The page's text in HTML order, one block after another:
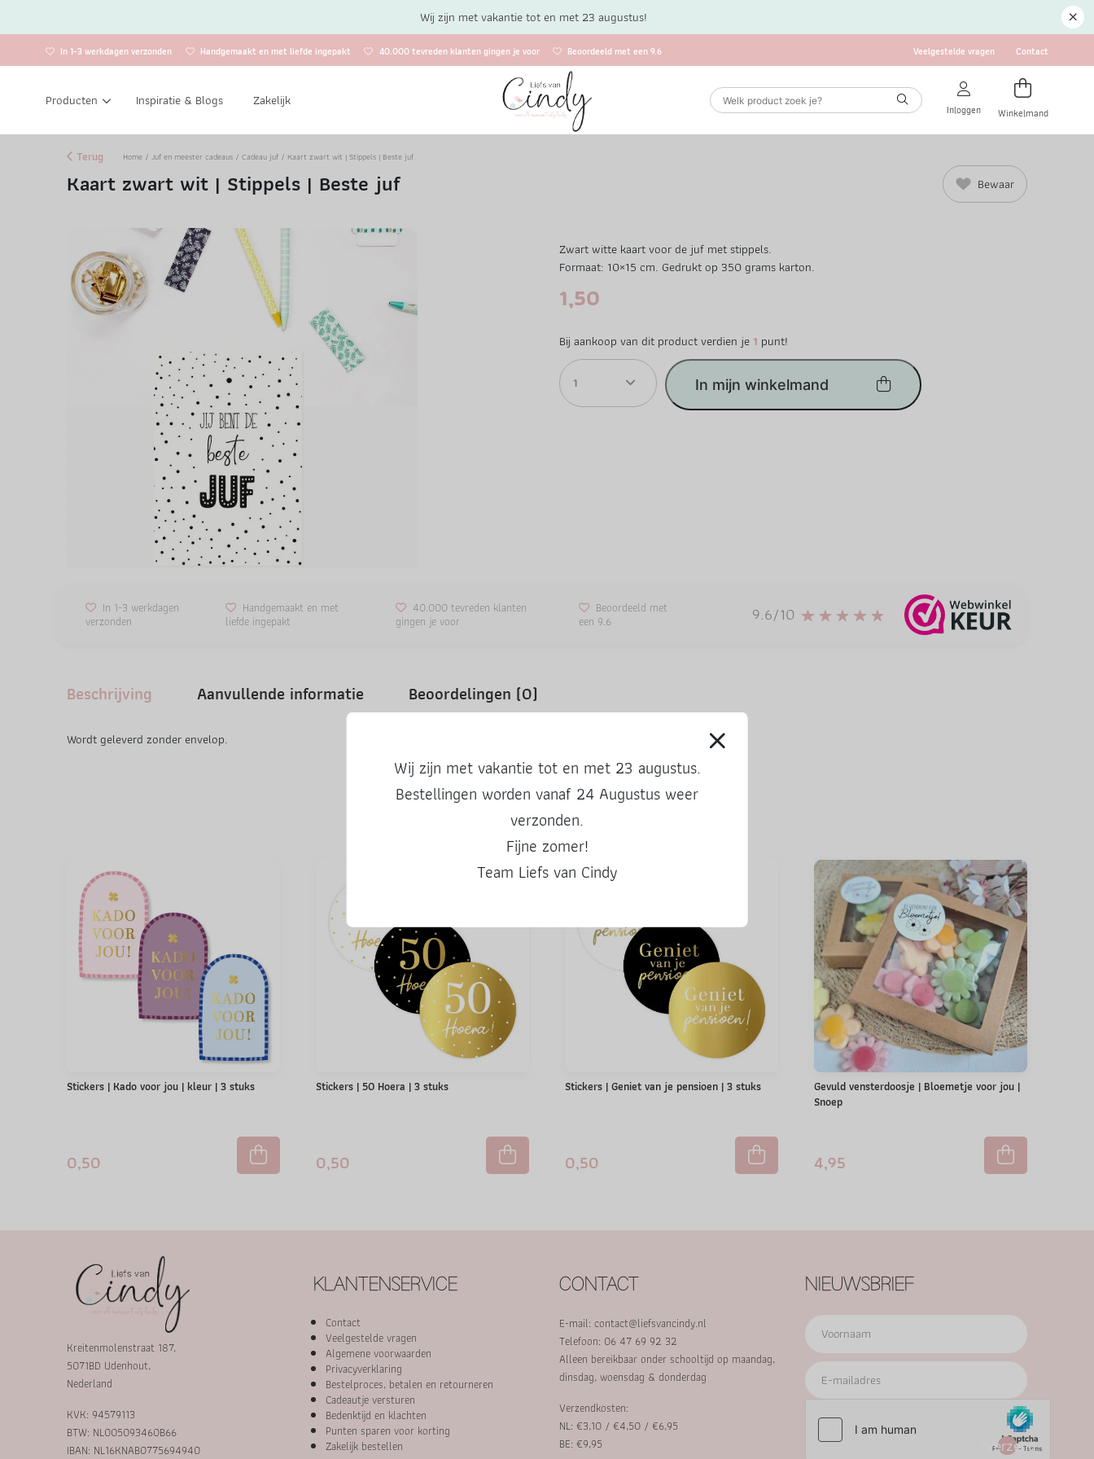
In 1-3 werkdagen verzonden Handgemaakt en met liefde ingepakt 40.000 tevreden klanten gingen je voor Beoordeeld met een 9.6 Veelgestelde vragen Contact
Producten Inspiratie & Blogs Zakelijk Inloggen Winkelmand
Terug Home /Juf en meester cadeaus /Cadeau juf / Kaart zwart wit | Stippels | Beste juf
Kaart zwart wit | Stippels | Beste juf Bewaar
Zwart witte kaart voor de juf met stippels.
Formaat: 10×15 cm. Gedrukt op 350 grams karton.
1,50
Bij aankoop van dit product verdien je 1 punt!
1 In mijn winkelmand
In 1-3 werkdagen
verzonden
Handgemaakt en met
liefde ingepakt
40.000 tevreden klanten
gingen je voor
Beoordeeld met
een 9.6
9.6/10
Beschrijving Aanvullende informatie Beoordelingen (0)
Wordt geleverd zonder envelop.
Ook leuke producten
Stickers | Kado voor jou | kleur | 3 stuks
0,50
Stickers | 50 Hoera | 3 stuks
0,50
Stickers | Geniet van je pensioen | 3 stuks
0,50
Gevuld vensterdoosje | Bloemetje voor jou |
Snoep
4,95
Wij zijn met vakantie tot en met 23 augustus!
Wij zijn met vakantie tot en met 23 augustus.
Bestellingen worden vanaf 24 Augustus weer
verzonden.
Fijne zomer!
Team Liefs van Cindy
Kreitenmolenstraat 187,
5071BD Udenhout,
Nederland
KVK: 94579113
BTW: NL005093460B66
IBAN: NL16KNAB0775694940
KLANTENSERVICE
Contact
Veelgestelde vragen
Algemene voorwaarden
Privacyverklaring
Bestelproces, betalen en retourneren
Cadeautje versturen
Bedenktijd en klachten
Punten sparen voor korting
Zakelijk bestellen
CONTACT
E-mail: contact@liefsvancindy.nl
Telefoon: 06 47 69 92 32
Alleen bereikbaar onder schooltijd op maandag,
dinsdag, woensdag & donderdag
Verzendkosten:
NL: €3,10 / €4,50 / €6,95
BE: €9,95
NIEUWSBRIEF
Verzend